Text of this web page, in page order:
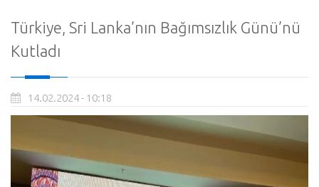
Türkiye, Sri Lanka’nın Bağımsızlık Günü’nü
Kutladı
14.02.2024 - 10:18